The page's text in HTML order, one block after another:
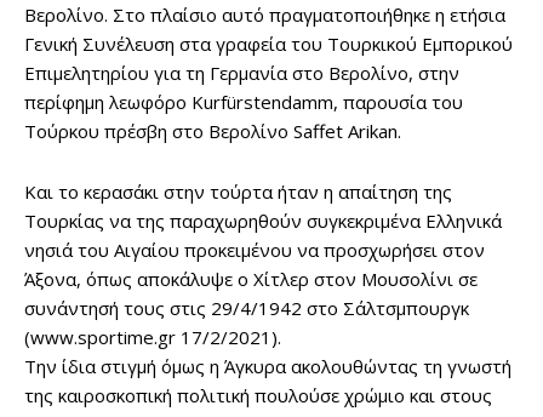
Βερολίνο. Στο πλαίσιο αυτό πραγματοποιήθηκε η ετήσια
Γενική Συνέλευση στα γραφεία του Τουρκικού Εμπορικού
Επιμελητηρίου για τη Γερμανία στο Βερολίνο, στην
περίφημη λεωφόρο Kurfürstendamm, παρουσία του
Τούρκου πρέσβη στο Βερολίνο Saffet Arikan.
Και το κερασάκι στην τούρτα ήταν η απαίτηση της
Τουρκίας να της παραχωρηθούν συγκεκριμένα Ελληνικά
νησιά του Αιγαίου προκειμένου να προσχωρήσει στον
Άξονα, όπως αποκάλυψε ο Χίτλερ στον Μουσολίνι σε
συνάντησή τους στις 29/4/1942 στο Σάλτσμπουργκ
(www.sportime.gr 17/2/2021).
Την ίδια στιγμή όμως η Άγκυρα ακολουθώντας τη γνωστή
της καιροσκοπική πολιτική πουλούσε χρώμιο και στους